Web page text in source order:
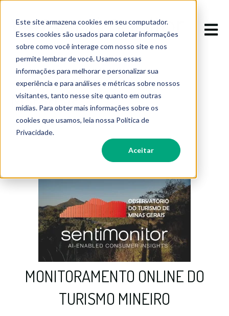
Este site armazena cookies em seu computador.
Esses cookies são usados para coletar informações
sobre como você interage com nosso site e nos
permite lembrar de você. Usamos essas
informações para melhorar e personalizar sua
experiência e para análises e métricas sobre nossos
visitantes, tanto nesse site quanto em outras
mídias. Para obter mais informações sobre os
cookies que usamos, leia nossa Política de
Privacidade.
Aceitar
Abrir
Materiais
MONITORAMENTO ONLINE DO
TURISMO MINEIRO